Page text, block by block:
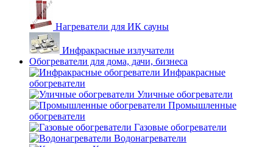
Нагреватели для ИК сауны
Инфракрасные излучатели
Обогреватели для дома, дачи, бизнеса
Инфракрасные
обогреватели
Уличные обогреватели
Промышленные
обогреватели
Газовые обогреватели
Водонагреватели